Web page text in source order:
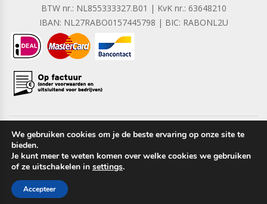
BTW nr.: NL855333327.B01 | KvK nr.: 63648210
IBAN: NL27RABO0157445798 | BIC: RABONL2U
Copyright © 2023 Barrera B.V. Alle rechten voorbehouden.
We gebruiken cookies om je de beste ervaring op onze site te
bieden.
Je kunt meer te weten komen over welke cookies we gebruiken
of ze uitschakelen in settings.
Accepteer